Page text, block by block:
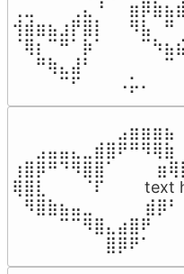
⠀⠀⣠⣤⣤⣄⣀⣾⣿⠟⠛⠻⢿⣷⠀
⢰⣿⡿⠛⠙⠻⣿⣿⠁⠀⠀ ⠀⣶⢿⡇
⢿⣿⣇⠀⠀⠀⠈⠏⠀⠀⠀ text
⠀⠻⣿⣷⣦⣤⣀⠀⠀⠀ ⠀⣾⡿⠃⠀
⠀⠀⠀⠀⠉⠉⠻⣿⣄⣴⣿⠟⠀⠀⠀
⠀⠀⠀⠀⠀⠀⠀⠀⣿⡿⠟⠁⠀⠀⠀